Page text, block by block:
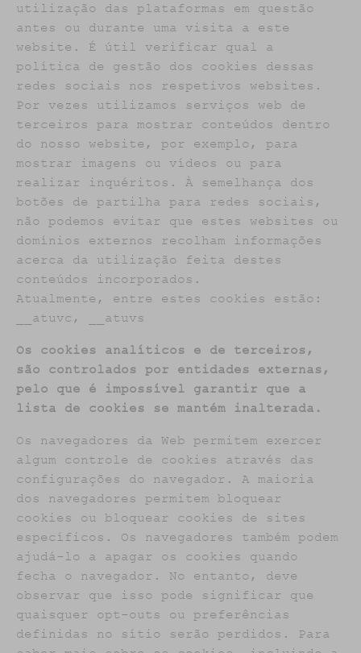
utilização das plataformas em questão
antes ou durante uma visita a este
website. É útil verificar qual a
política de gestão dos cookies dessas
redes sociais nos respetivos websites.
Por vezes utilizamos serviços web de
terceiros para mostrar conteúdos dentro
do nosso website, por exemplo, para
mostrar imagens ou vídeos ou para
realizar inquéritos. À semelhança dos
botões de partilha para redes sociais,
não podemos evitar que estes websites ou
domínios externos recolham informações
acerca da utilização feita destes
conteúdos incorporados.
Atualmente, entre estes cookies estão:
__atuvc, __atuvs
Os cookies analíticos e de terceiros,
são controlados por entidades externas,
pelo que é impossível garantir que a
lista de cookies se mantém inalterada.
Os navegadores da Web permitem exercer
algum controle de cookies através das
configurações do navegador. A maioria
dos navegadores permitem bloquear
cookies ou bloquear cookies de sites
específicos. Os navegadores também podem
ajudá-lo a apagar os cookies quando
fecha o navegador. No entanto, deve
observar que isso pode significar que
quaisquer opt-outs ou preferências
definidas no sítio serão perdidos. Para